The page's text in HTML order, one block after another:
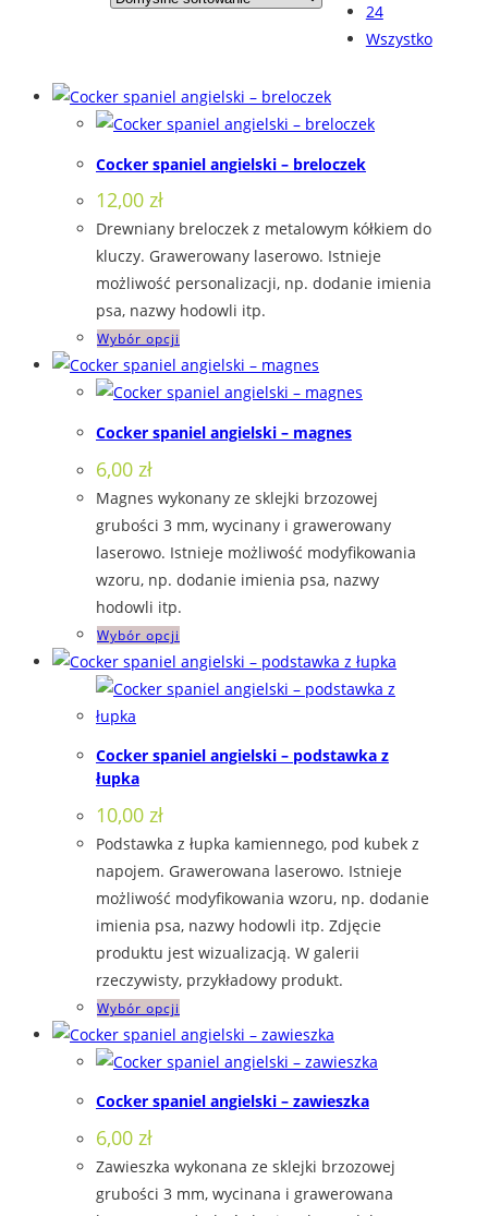
24
Wszystko
Cocker spaniel angielski – breloczek
12,00 zł
Drewniany breloczek z metalowym kółkiem do
kluczy. Grawerowany laserowo. Istnieje
możliwość personalizacji, np. dodanie imienia
psa, nazwy hodowli itp.
Wybór opcji
produkt
ma
wariantów.
można
wybrać
na
stronie
produktu
Cocker spaniel angielski – magnes
6,00 zł
Magnes wykonany ze sklejki brzozowej
grubości 3 mm, wycinany i grawerowany
laserowo. Istnieje możliwość modyfikowania
wzoru, np. dodanie imienia psa, nazwy
hodowli itp.
Wybór opcji
produkt
ma
Opcje
na
stronie
produktu
Cocker spaniel angielski – podstawka z
łupka
10,00 zł
Podstawka z łupka kamiennego, pod kubek z
napojem. Grawerowana laserowo. Istnieje
możliwość modyfikowania wzoru, np. dodanie
imienia psa, nazwy hodowli itp. Zdjęcie
produktu jest wizualizacją. W galerii
rzeczywisty, przykładowy produkt.
Wybór opcji
produkt
ma
wariantów.
można
wybrać
Cocker spaniel angielski – zawieszka
6,00 zł
Zawieszka wykonana ze sklejki brzozowej
grubości 3 mm, wycinana i grawerowana